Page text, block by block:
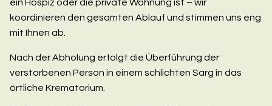
ein Hospiz oder die private Wohnung ist – wir
koordinieren den gesamten Ablauf und stimmen uns eng
mit Ihnen ab.
Nach der Abholung erfolgt die Überführung der
verstorbenen Person in einem schlichten Sarg in das
örtliche Krematorium.